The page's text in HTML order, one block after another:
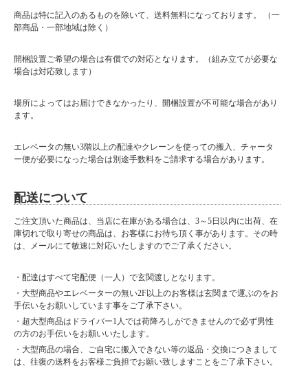
■カラー
・ナチュラル
・ウォールナット
・大引出し、スライドレール付き
・引き出し構造はアリ溝組加工
・完成品
事前連絡がある場合がございます。
携帯番号をご登録ください。小型商品は在庫が有り、指定日がない場合は
最短の出荷をさせていただきます。
小型商品は夜間の配達が可能な場合がございます。
備考欄にお書き添えください。
当店商品はメーカー取扱商品も販売中の為、稀に在庫切れの場合もございます。
商品は特に記入のあるものを除いて、送料無料になっております。 （一
部商品・一部地域は除く）
開梱設置ご希望の場合は有償での対応となります。（組み立てが必要な
場合は対応致します）
場所によってはお届けできなかったり、開梱設置が不可能な場合があり
ます。
エレベータの無い3階以上の配達やクレーンを使っての搬入、チャータ
ー便が必要になった場合は別途手数料をご請求する場合があります。
配送について
ご注文頂いた商品は、当店に在庫がある場合は、3～5日以内に出荷、在
庫切れで取り寄せの商品は、お客様にお待ち頂く事があります。その時
は、メールにて敏速に対応いたしますのでご了承ください。
・配達はすべて宅配便（一人）で玄関渡しとなります。
・大型商品やエレベーターの無い2F以上のお客様は玄関まで運ぶのをお
手伝いをお願いしています事をご了承下さい。
・超大型商品はドライバー1人では荷降ろしができませんので必ず男性
の方のお手伝いをお願いいたします。
・大型商品の場合、ご自宅に搬入できない等の返品・交換につきまして
は、往復の送料をお客様ご負担でお願い致しますことをご了承下さい。